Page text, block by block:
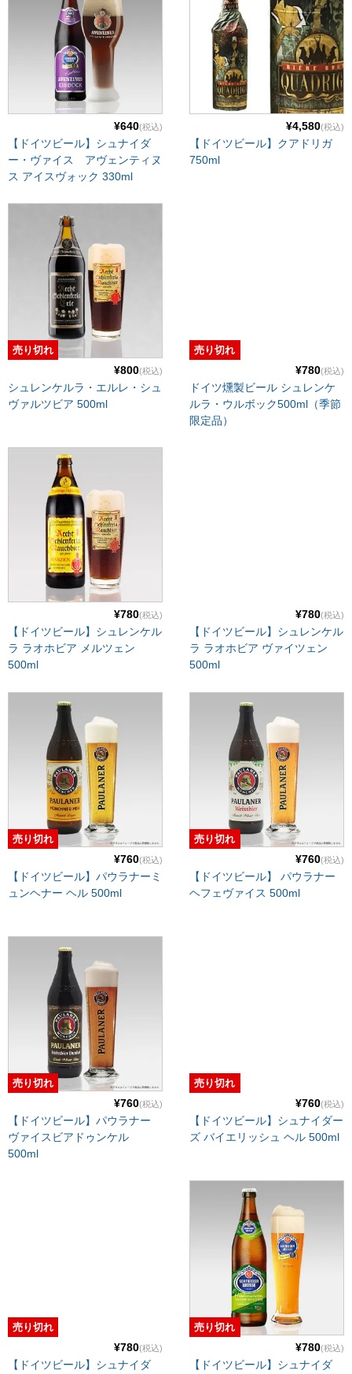
¥640(税込)
【ドイツビール】シュナイダ
ー・ヴァイス アヴェンティヌ
ス アイスヴォック 330ml
¥4,580(税込)
【ドイツビール】クアドリガ
750ml
¥800(税込)
売り切れ
シュレンケルラ・エルレ・シュ
ヴァルツビア 500ml
¥780(税込)
売り切れ
ドイツ燻製ビール シュレンケ
ルラ・ウルボック500ml（季節
限定品）
¥780(税込)
【ドイツビール】シュレンケル
ラ ラオホビア メルツェン
500ml
¥780(税込)
【ドイツビール】シュレンケル
ラ ラオホビア ヴァイツェン
500ml
¥760(税込)
売り切れ
【ドイツビール】パウラナーミ
ュンヘナー ヘル 500ml
¥760(税込)
売り切れ
【ドイツビール】 パウラナー
ヘフェヴァイス 500ml
¥760(税込)
売り切れ
【ドイツビール】パウラナー
ヴァイスビアドゥンケル
500ml
¥760(税込)
売り切れ
【ドイツビール】シュナイダー
ズ バイエリッシュ ヘル 500ml
¥780(税込)
売り切れ
【ドイツビール】シュナイダ
¥780(税込)
売り切れ
【ドイツビール】シュナイダ